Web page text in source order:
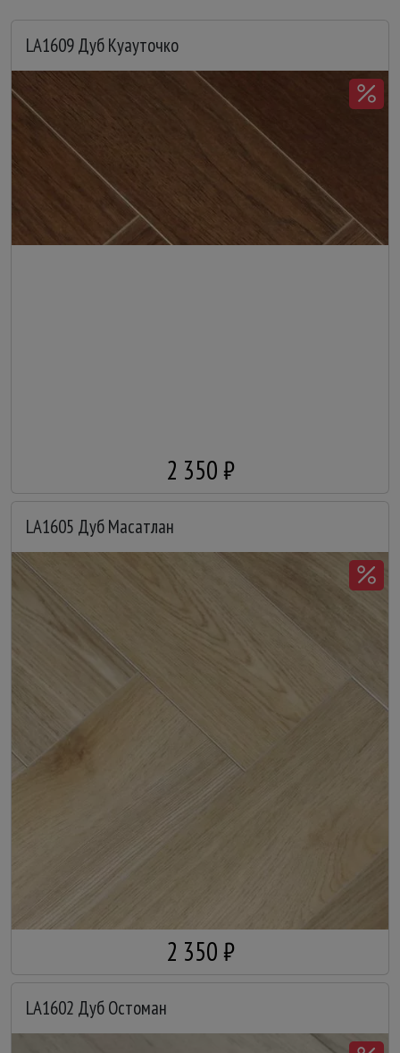
LA1609 Дуб Куауточко
2 350 ₽
LA1605 Дуб Масатлан
2 350 ₽
LA1602 Дуб Остоман